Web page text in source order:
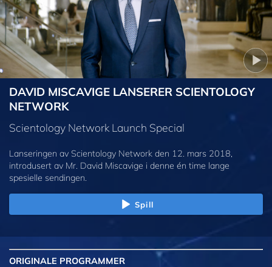
DAVID MISCAVIGE LANSERER SCIENTOLOGY
NETWORK
Scientology Network Launch Special
Lanseringen av Scientology Network den 12. mars 2018,
introdusert av Mr. David Miscavige i denne én time lange
spesielle sendingen.
Spill
ORIGINALE PROGRAMMER